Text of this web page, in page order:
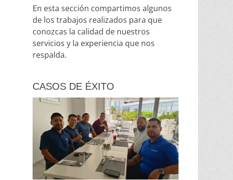
En esta sección compartimos algunos
de los trabajos realizados para que
conozcas la calidad de nuestros
servicios y la experiencia que nos
respalda.
CASOS DE ÉXITO